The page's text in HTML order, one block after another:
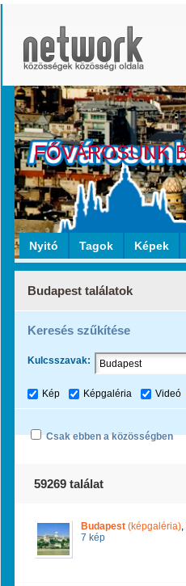
FŐVÁROSUNK
Nyitó Tagok Képek
Budapest találatok
Keresés szűkítése
Kulcsszavak:
Kép Képgaléria Videó
Csak ebben a közösségben
59269 találat
Budapest (képgaléria),
7 kép